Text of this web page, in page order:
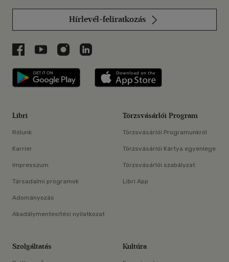
Hírlevél-feliratkozás
Libri a Facebookon
Libri a Youtube-on
Libri az Instagramon
Libri a LinkedInen
Libri applikáció Szerezd meg: Google
Libri
Rólunk
Karrier
Impresszum
Társadalmi programok
Adományozás
Akadálymentesítési nyilatkozat
Törzsvásárlói Program
Törzsvásárlói Programunkról
Törzsvásárlói Kártya egyenlege
Törzsvásárlói szabályzat
Libri App
Szolgáltatás Kultúra